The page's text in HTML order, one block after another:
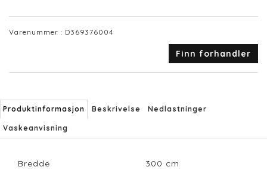
Varenummer : D369376004
Finn forhandler
Produktinformasjon Beskrivelse Nedlastninger
Vaskeanvisning
Bredde 300 cm